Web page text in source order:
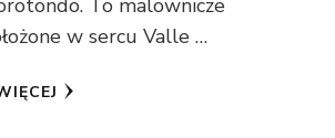
w sercu Valle …